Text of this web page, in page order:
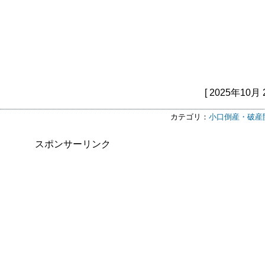
[ 2025年10月
カテゴリ： 小口倒産・破産
スポンサーリンク